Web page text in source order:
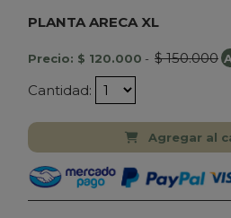
PLANTA ARECA XL
Precio: $ 120.000 - $ 150.000
Cantidad:
Agregar al